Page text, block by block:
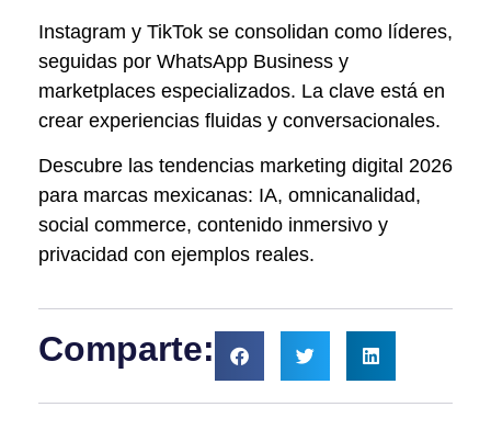
Instagram y TikTok se consolidan como líderes,
seguidas por WhatsApp Business y
marketplaces especializados. La clave está en
crear experiencias fluidas y conversacionales.
Descubre las tendencias marketing digital 2026
para marcas mexicanas: IA, omnicanalidad,
social commerce, contenido inmersivo y
privacidad con ejemplos reales.
Comparte: